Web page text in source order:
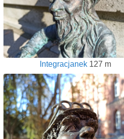
Integracjanek 127 m